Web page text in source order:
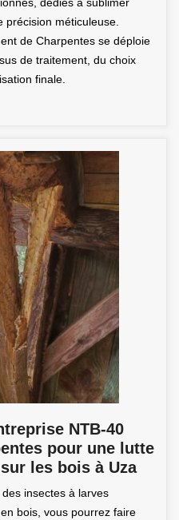
méticuleuse.
de Charpentes se déploie
de traitement, du choix
finale.
NTB-40
pour une lutte
les bois à Uza
insectes à larves
bois, vous pourrez faire